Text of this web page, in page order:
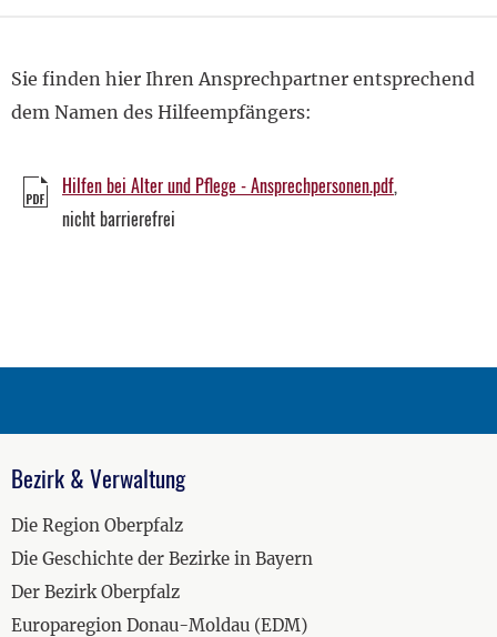
Sie finden hier Ihren Ansprechpartner entsprechend
dem Namen des Hilfeempfängers:
Hilfen bei Alter und Pflege - Ansprechpersonen.pdfHilfen
,
nicht barrierefrei
Bezirk & Verwaltung
Die Region Oberpfalz
Die Geschichte der Bezirke in Bayern
Der Bezirk Oberpfalz
Europaregion Donau-Moldau (EDM)